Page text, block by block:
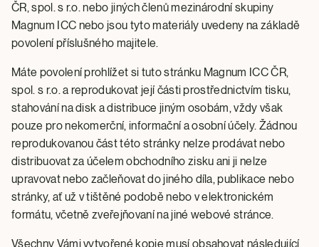
ČR, spol. s r.o. nebo jiných členů mezinárodní skupiny
Magnum ICC nebo jsou tyto materiály uvedeny na základě
povolení příslušného majitele.
Máte povolení prohlížet si tuto stránku Magnum ICC ČR,
spol. s r.o. a reprodukovat její části prostřednictvím tisku,
stahování na disk a distribuce jiným osobám, vždy však
pouze pro nekomerční, informační a osobní účely. Žádnou
reprodukovanou část této stránky nelze prodávat nebo
distribuovat za účelem obchodního zisku ani ji nelze
upravovat nebo začleňovat do jiného díla, publikace nebo
stránky, ať už v tištěné podobě nebo v elektronickém
formátu, včetně zveřejňovaní na jiné webové stránce.
Všechny Vámi vytvořené kopie musí obsahovat následující